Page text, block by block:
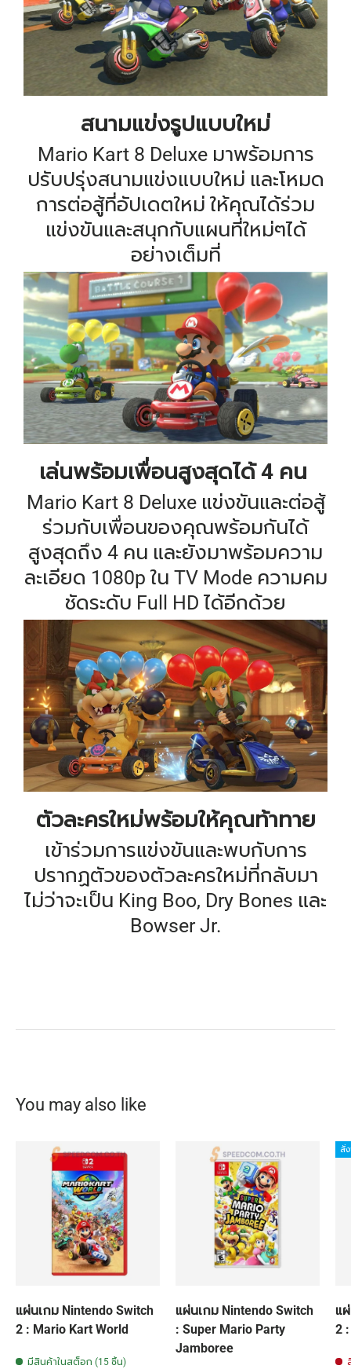
สนามแข่งรูปแบบใหม่
Mario Kart 8 Deluxe มาพร้อมการ
ปรับปรุ่งสนามแข่งแบบใหม่ และโหมด
การต่อสู้ที่อัปเดตใหม่ ให้คุณได้ร่วม
แข่งขันและสนุกกับแผนที่ใหม่ๆได้
อย่างเต็มที่
เล่นพร้อมเพื่อนสูงสุดได้ 4 คน
Mario Kart 8 Deluxe แข่งขันและต่อสู้
ร่วมกับเพื่อนของคุณพร้อมกันได้
สูงสุดถึง 4 คน และยังมาพร้อมความ
ละเอียด 1080p ใน TV Mode ความคม
ชัดระดับ Full HD ได้อีกด้วย
ตัวละครใหม่พร้อมให้คุณท้าทาย
เข้าร่วมการแข่งขันและพบกับการ
ปรากฏตัวของตัวละครใหม่ที่กลับมา
ไม่ว่าจะเป็น King Boo, Dry Bones และ
Bowser Jr.
You may also like
แผ่นเกม Nintendo Switch
2 : Mario Kart World
มีสินค้าในสต็อก (15 ชิ้น)
แผ่นเกม Nintendo Switch
: Super Mario Party
Jamboree
สั่
แ
2